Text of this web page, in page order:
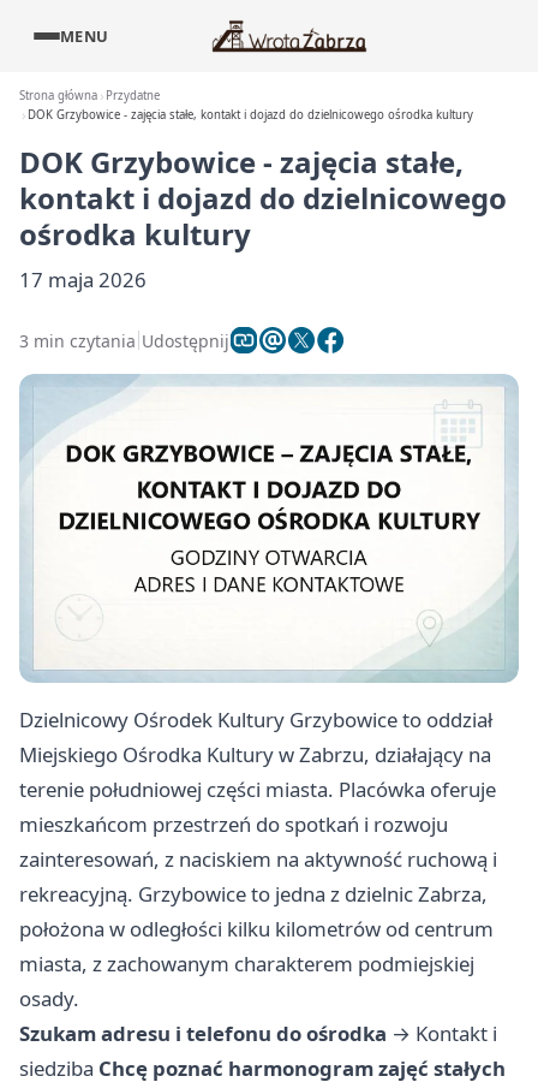
MENU
Strona główna
Przydatne
DOK Grzybowice - zajęcia stałe, kontakt i dojazd do dzielnicowego ośrodka kultury
DOK Grzybowice - zajęcia stałe,
kontakt i dojazd do dzielnicowego
ośrodka kultury
17 maja 2026
3 min czytania Udostępnij
Dzielnicowy Ośrodek Kultury Grzybowice to oddział
Miejskiego Ośrodka Kultury w Zabrzu, działający na
terenie południowej części miasta. Placówka oferuje
mieszkańcom przestrzeń do spotkań i rozwoju
zainteresowań, z naciskiem na aktywność ruchową i
rekreacyjną. Grzybowice to jedna z dzielnic Zabrza,
położona w odległości kilku kilometrów od centrum
miasta, z zachowanym charakterem podmiejskiej
osady.
Szukam adresu i telefonu do ośrodka → Kontakt i
siedziba Chcę poznać harmonogram zajęć stałych